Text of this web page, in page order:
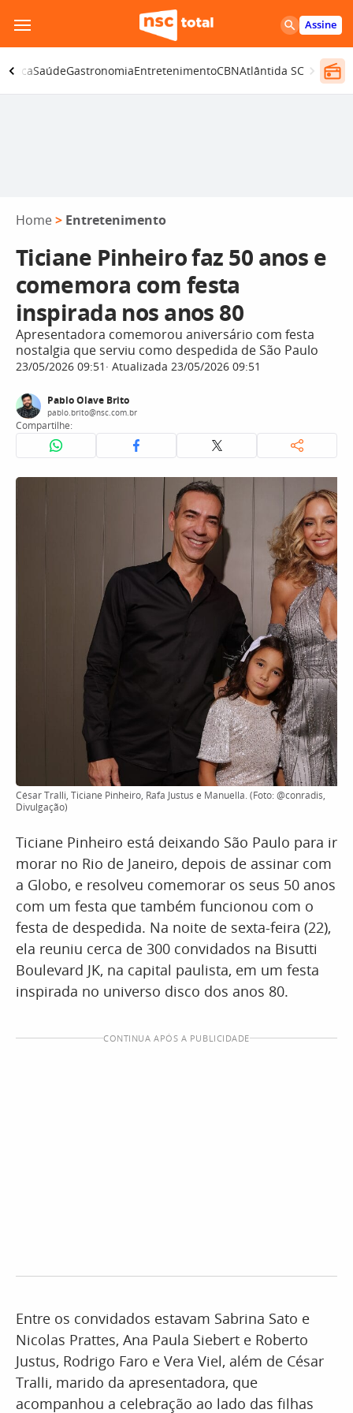
para
o
conteúdo
Assine
SaúdeGastronomiaEntretenimentoCBNAtlântida SC
Home > Entretenimento
Ticiane Pinheiro faz 50 anos e
comemora com festa
inspirada nos anos 80
Apresentadora comemorou aniversário com festa
nostalgia que serviu como despedida de São Paulo
23/05/2026 09:51 Atualizada 23/05/2026 09:51
Pablo Olave Brito
pablo.brito@nsc.com.br
Compartilhe:
César Tralli, Ticiane Pinheiro, Rafa Justus e Manuella. (Foto: @conradis,
Divulgação)
Ticiane Pinheiro está deixando São Paulo para ir
morar no Rio de Janeiro, depois de assinar com
a Globo, e resolveu comemorar os seus 50 anos
com um festa que também funcionou com o
festa de despedida. Na noite de sexta-feira (22),
ela reuniu cerca de 300 convidados na Bisutti
Boulevard JK, na capital paulista, em um festa
inspirada no universo disco dos anos 80.
CONTINUA APÓS A PUBLICIDADE
Entre os convidados estavam Sabrina Sato e
Nicolas Prattes, Ana Paula Siebert e Roberto
Justus, Rodrigo Faro e Vera Viel, além de César
Tralli, marido da apresentadora, que
acompanhou a celebração ao lado das filhas